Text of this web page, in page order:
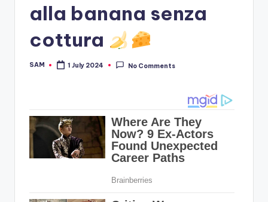
alla banana senza
cottura
Posted
SAM 1 July 2024 No Comments